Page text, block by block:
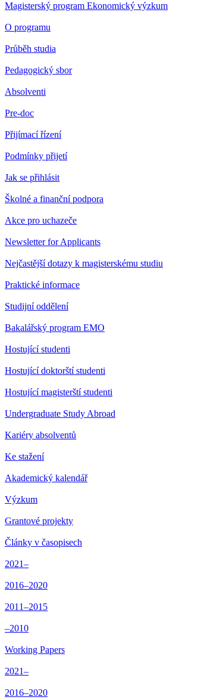
Magisterský program Ekonomický výzkum
O programu
Průběh studia
Pedagogický sbor
Absolventi
Pre-doc
Přijímací řízení
Podmínky přijetí
Jak se přihlásit
Školné a finanční podpora
Akce pro uchazeče
Newsletter for Applicants
Nejčastější dotazy k magisterskému studiu
Praktické informace
Studijní oddělení
Bakalářský program EMO
Hostující studenti
Hostující doktorští studenti
Hostující magisterští studenti
Undergraduate Study Abroad
Kariéry absolventů
Ke stažení
Akademický kalendář
Výzkum
Grantové projekty
Články v časopisech
2021–
2016–2020
2011–2015
–2010
Working Papers
2021–
2016–2020